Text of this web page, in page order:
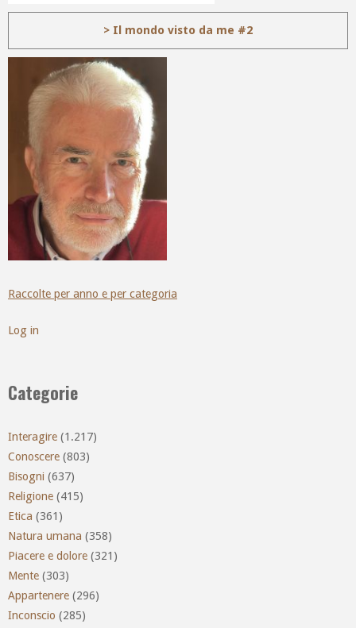
> Il mondo visto da me #2
Raccolte per anno e per categoria
Log in
Categorie
Interagire (1.217)
Conoscere (803)
Bisogni (637)
Religione (415)
Etica (361)
Natura umana (358)
Piacere e dolore (321)
Mente (303)
Appartenere (296)
Inconscio (285)